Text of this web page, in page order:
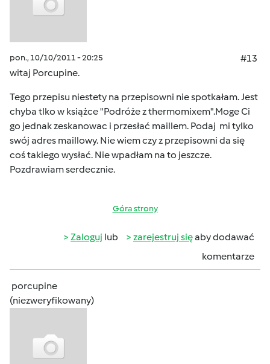
pon., 10/10/2011 - 20:25
#13
witaj Porcupine.
Tego przepisu niestety na przepisowni nie spotkałam. Jest
chyba tlko w książce "Podróże z thermomixem".Moge Ci
go jednak zeskanowac i przesłać maillem. Podaj mi tylko
swój adres maillowy. Nie wiem czy z przepisowni da się
coś takiego wysłać. Nie wpadłam na to jeszcze.
Pozdrawiam serdecznie.
Góra strony
Zaloguj lub zarejestruj sięaby dodawać
komentarze
porcupine
(niezweryfikowany)